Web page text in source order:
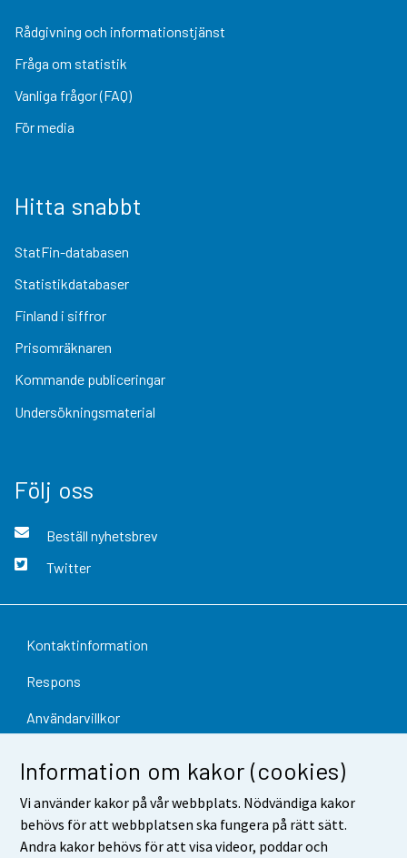
Information om kakor (cookies)
Vi använder kakor på vår webbplats. Nödvändiga kakor
behövs för att webbplatsen ska fungera på rätt sätt.
Andra kakor behövs för att visa videor, poddar och
Rådgivning och informationstjänst
Fråga om statistik
Vanliga frågor (FAQ)
För media
Hitta snabbt
StatFin-databasen
Statistikdatabaser
Finland i siffror
Prisomräknaren
Kommande publiceringar
Undersökningsmaterial
Följ oss
Beställ nyhetsbrev
Twitter
Kontaktinformation
Respons
Användarvillkor
Information om webbplatsen